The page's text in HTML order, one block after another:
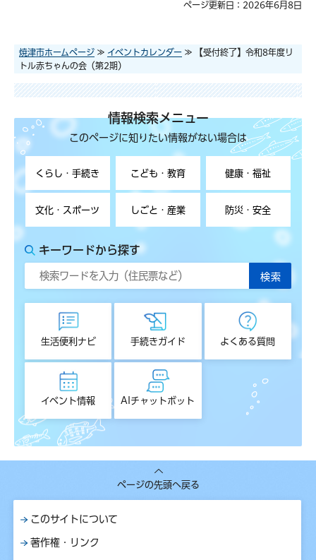
ページ更新日：2026年6月8日
焼津市ホームページ ≫ イベントカレンダー ≫ 【受付終了】令和8年度リ
トル赤ちゃんの会（第2期）
情報検索メニュー
このページに知りたい情報がない場合は
くらし・手続き こども・教育 健康・福祉
文化・スポーツ しごと・産業 防災・安全
キーワードから探す
生活便利ナビ 手続きガイド よくある質問
イベント情報 AIチャットボット
ページの先頭へ戻る
このサイトについて
著作権・リンク